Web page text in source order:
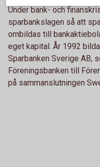
Under bank- och
sparbankslagen så att
ombildas till
eget kapital. År 1992
Sparbanken Sverige AB,
Föreningsbanken till
på sammanslutningen